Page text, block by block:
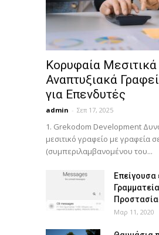
Κορυφαία Μεσιτικά
Αναπτυξιακά
για Επενδυτές
admin - Σεπ 17, 2025
1. Grekodom Development
μεσιτικό γραφείο με γραφεία
(συμπεριλαμβανομένου του...
Επείγουσα
Μαρ 11, 2020